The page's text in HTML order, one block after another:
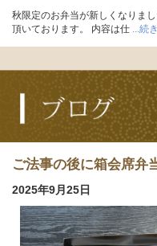
秋限定のお弁当が新しくなりま
頂いております。 内容は仕
...続
ご法事の後に箱会席弁
2025年9月25日